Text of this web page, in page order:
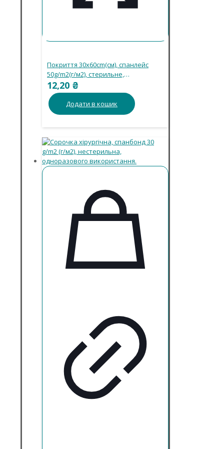
Покриття 30х60cm(см), спанлейс
50g/m2(г/м2), стерильне,
одноразового використання.
12,20 ₴
Додати в кошик